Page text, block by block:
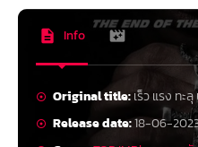
Info
Original title:เร็ว แรง ทะ
Release date:18-06-